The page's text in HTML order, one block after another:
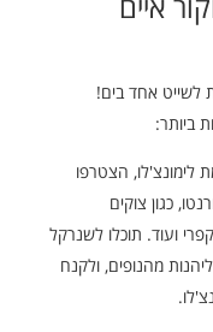
לשייט אחד בים!
הצטרפו
כגון צוקים
ועוד. תוכלו לשנרקל
מהנופים, ולקנח